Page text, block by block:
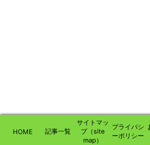
HOME 記事一覧
サイトマッ
プ（site
map）
プライバシ
ーポリシー